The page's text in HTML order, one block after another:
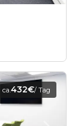
ca.432€/ Tag